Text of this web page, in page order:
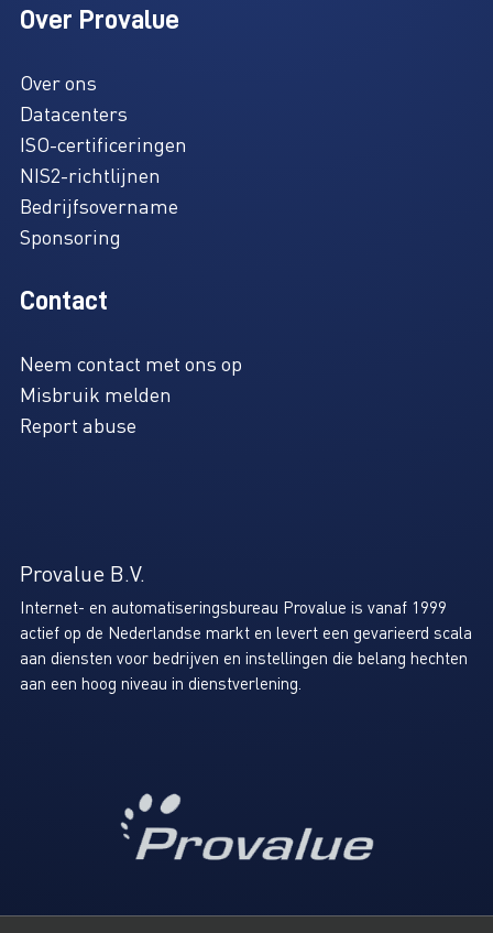
Over Provalue
Over ons
Datacenters
ISO-certificeringen
NIS2-richtlijnen
Bedrijfsovername
Sponsoring
Contact
Neem contact met ons op
Misbruik melden
Report abuse
Provalue B.V.
Internet- en automatiseringsbureau Provalue is vanaf 1999
actief op de Nederlandse markt en levert een gevarieerd scala
aan diensten voor bedrijven en instellingen die belang hechten
aan een hoog niveau in dienstverlening.